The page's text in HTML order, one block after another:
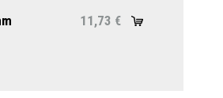
11,73 €